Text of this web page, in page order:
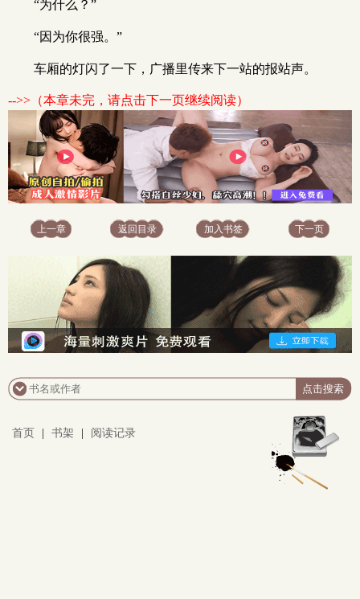
“为什么？”
“因为你很强。”
车厢的灯闪了一下，广播里传来下一站的报站声。
-->>（本章未完，请点击下一页继续阅读）
上一章 返回目录 加入书签 下一页
首页 书架 阅读记录